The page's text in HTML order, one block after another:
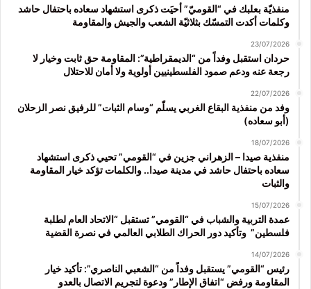
منفذيّة بعلبك في “القوميّ” أحيَت ذكرى استشهاد سعاده باحتفال حاشد
وكلمات أكدت التمسّك بثلاثيّة الشعب والجيش والمقاومة
23/07/2026
حردان استقبل وفداً من “الديمقراطية”: المقاومة حق ثابت وخيار لا
رجعة عنه ودعم صمود الفلسطينيين أولوية ولا أمان للاحتلال
22/07/2026
وفد من منفذية البقاع الغربي يسلّم “وسام الثبات” للرفيق نصر الزحلان
(أبو سعاده)
18/07/2026
منفذية صيدا – الزهراني جزين في “القومي” تحيي ذكرى استشهاد
سعاده باحتفال حاشد في مدينة صيدا.. والكلمات تؤكد خيار المقاومة
والثبات
15/07/2026
عمدة التربية والشباب في “القومي” تستقبل “الاتحاد العام لطلبة
فلسطين” وتأكيد دور الحراك الطلابي العالمي في نصرة القضية
14/07/2026
رئيس “القومي” يستقبل وفداً من “الشعبي الناصري”: تأكيد خيار
المقاومة ورفض “اتفاق الإطار” ودعوة لتجريم الاتصال بالعدو